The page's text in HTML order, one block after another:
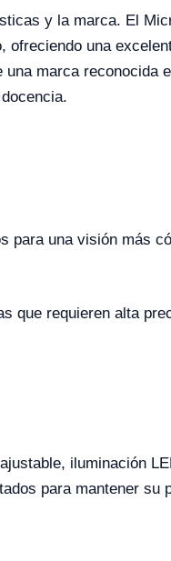
y la marca. El
ofreciendo una
marca reconocida
para una visión más
que requieren alta
iluminación
para mantener su